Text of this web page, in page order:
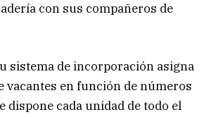
con sus compañeros de
sistema de incorporación asigna
vacantes en función de números
dispone cada unidad de todo el